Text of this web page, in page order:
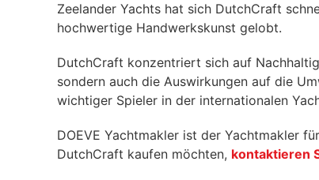
Zeelander Yachts hat sich DutchCraft
hochwertige Handwerkskunst gelobt.
DutchCraft konzentriert sich auf
sondern auch die Auswirkungen auf die
wichtiger Spieler in der internationalen
DOEVE Yachtmakler ist der Yachtmakler
DutchCraft kaufen möchten, kontaktieren